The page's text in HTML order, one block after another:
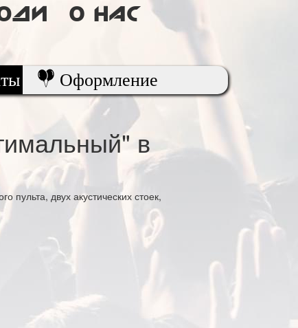
О нас
Оформление
в
пульта, двух акустических стоек,